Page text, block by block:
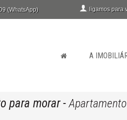
(WhatsApp) ligamos para
A
para morar-